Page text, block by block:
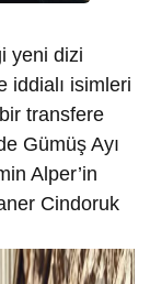
yeni dizi
iddialı isimleri
transfere
Gümüş Ayı
Alper’in
Cindoruk